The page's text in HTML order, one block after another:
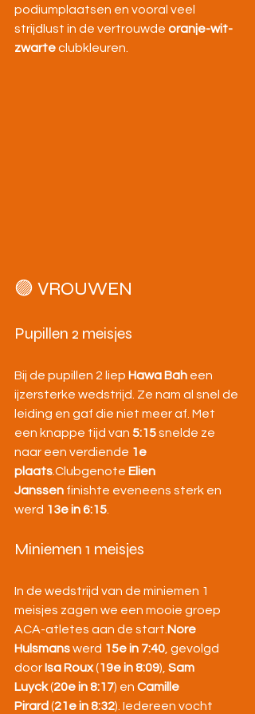
podiumplaatsen en vooral veel
strijdlust in de vertrouwde oranje-wit-
zwarte clubkleuren.
🟣 VROUWEN
Pupillen 2 meisjes
Bij de pupillen 2 liep Hawa Bah een
ijzersterke wedstrijd. Ze nam al snel de
leiding en gaf die niet meer af. Met
een knappe tijd van 5:15 snelde ze
naar een verdiende 1e
plaats.Clubgenote Elien
Janssen finishte eveneens sterk en
werd 13e in 6:15.
Miniemen 1 meisjes
In de wedstrijd van de miniemen 1
meisjes zagen we een mooie groep
ACA-atletes aan de start.Nore
Hulsmans werd 15e in 7:40, gevolgd
door Isa Roux (19e in 8:09), Sam
Luyck (20e in 8:17) en Camille
Pirard (21e in 8:32). Iedereen vocht